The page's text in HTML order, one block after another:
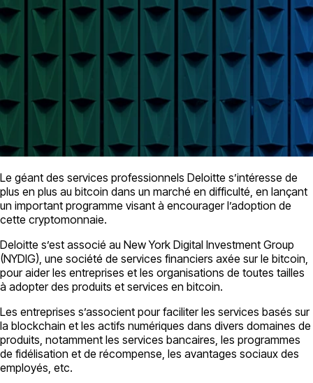
Le géant des services professionnels Deloitte s’intéresse de
plus en plus au bitcoin dans un marché en difficulté, en lançant
un important programme visant à encourager l’adoption de
cette cryptomonnaie.
Deloitte s’est associé au New York Digital Investment Group
(NYDIG), une société de services financiers axée sur le bitcoin,
pour aider les entreprises et les organisations de toutes tailles
à adopter des produits et services en bitcoin.
Les entreprises s’associent pour faciliter les services basés sur
la blockchain et les actifs numériques dans divers domaines de
produits, notamment les services bancaires, les programmes
de fidélisation et de récompense, les avantages sociaux des
employés, etc.